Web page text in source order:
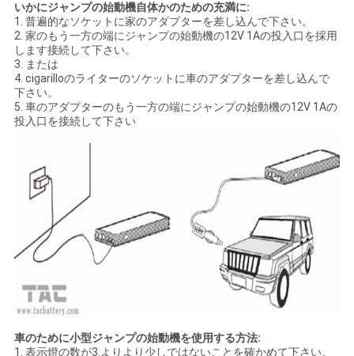
いかにジャンプの始動機自体かのための充満に:
1. 普遍的なソケットに家のアダプターを差し込んで下さい。
2. 家のもう一方の端にジャンプの始動機の12V 1Aの投入口を採用
します接続して下さい。
3. または
4. cigarilloのライターのソケットに車のアダプターを差し込んで
下さい。
5. 車のアダプターのもう一方の端にジャンプの始動機の12V 1Aの
投入口を接続して下さい
車のために小型ジャンプの始動機を使用する方法:
1. 表示燈の数が3.よりより少しではないことを確かめて下さい。